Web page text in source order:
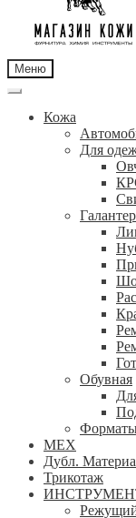
Меню
Кожа
Для
Обувная
МЕХ
Дубл.
Трикотаж